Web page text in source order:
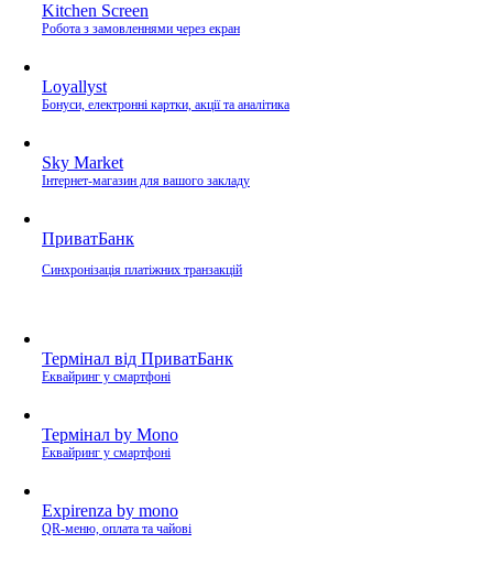
Kitchen Screen
Робота з замовленнями через екран
Loyallyst
Бонуси, електронні картки, акції та аналітика
Sky Market
Інтернет-магазин для вашого закладу
ПриватБанк
Синхронізація платіжних транзакцій
Термінал від ПриватБанк
Еквайринг у смартфоні
Термінал by Mono
Еквайринг у смартфоні
Expirenza by mono
QR-меню, оплата та чайові